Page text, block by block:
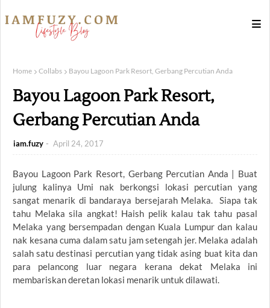
Home Collabs Bayou Lagoon Park Resort, Gerbang Percutian Anda
Bayou Lagoon Park Resort,
Gerbang Percutian Anda
iam.fuzy April 24, 2017
Bayou Lagoon Park Resort, Gerbang Percutian Anda | Buat
julung kalinya Umi nak berkongsi lokasi percutian yang
sangat menarik di bandaraya bersejarah Melaka. Siapa tak
tahu Melaka sila angkat! Haish pelik kalau tak tahu pasal
Melaka yang bersempadan dengan Kuala Lumpur dan kalau
nak kesana cuma dalam satu jam setengah jer. Melaka adalah
salah satu destinasi percutian yang tidak asing buat kita dan
para pelancong luar negara kerana dekat Melaka ini
membariskan deretan lokasi menarik untuk dilawati.